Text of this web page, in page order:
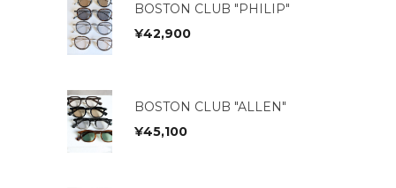
BOSTON CLUB "PHILIP"
¥42,900
BOSTON CLUB "ALLEN"
¥45,100